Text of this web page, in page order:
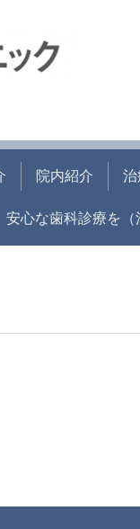
院内紹介 治
安心な歯科診療を（